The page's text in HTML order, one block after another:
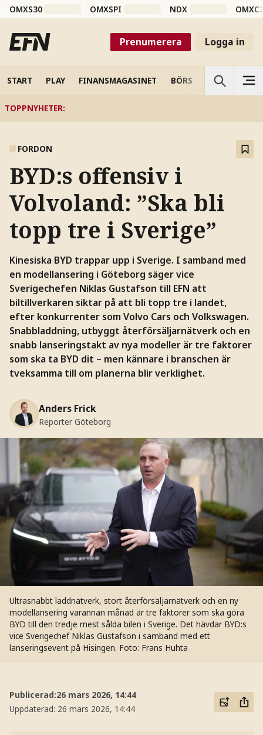
OMXS30 OMXSPI NDX
Prenumerera Logga in
START PLAY FINANSMAGASINET BÖRS VETENSKAP
TOPPNYHETER:
FORDON
BYD:s offensiv i
Volvoland: ”Ska bli
topp tre i Sverige”
Kinesiska BYD trappar upp i Sverige. I samband med
en modellansering i Göteborg säger vice
Sverigechefen Niklas Gustafson till EFN att
biltillverkaren siktar på att bli topp tre i landet,
efter konkurrenter som Volvo Cars och Volkswagen.
Snabbladdning, utbyggt återförsäljarnätverk och en
snabb lanseringstakt av nya modeller är tre faktorer
som ska ta BYD dit – men kännare i branschen är
tveksamma till om planerna blir verklighet.
Anders Frick
Reporter Göteborg
Ultrasnabbt laddnätverk, stort återförsäljarnätverk och en ny
modellansering varannan månad är tre faktorer som ska göra
BYD till den tredje mest sålda bilen i Sverige. Det hävdar BYD:s
vice Sverigechef Niklas Gustafson i samband med ett
lanseringsevent på Hisingen. Foto: Frans Huhta
Publicerad:26 mars 2026, 14:44
Uppdaterad: 26 mars 2026, 14:44